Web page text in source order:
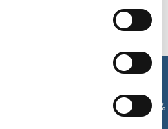
modtag med det samme en 10%